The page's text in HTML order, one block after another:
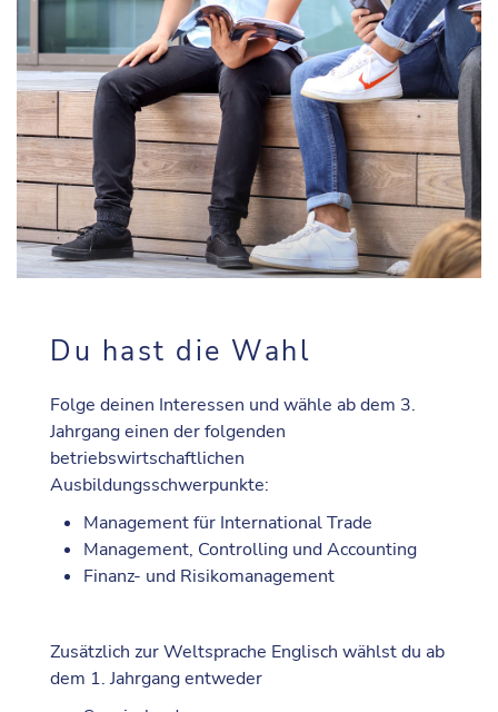
Du hast die Wahl
Folge deinen Interessen und wähle ab dem 3.
Jahrgang einen der folgenden
betriebswirtschaftlichen
Ausbildungsschwerpunkte:
Management für International Trade
Management, Controlling und Accounting
Finanz- und Risikomanagement
Zusätzlich zur Weltsprache Englisch wählst du ab
dem 1. Jahrgang entweder